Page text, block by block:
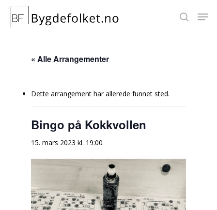
Hit enter to search or ESC to close
« Alle Arrangementer
Dette arrangement har allerede funnet sted.
Bingo på Kokkvollen
15. mars 2023 kl. 19:00